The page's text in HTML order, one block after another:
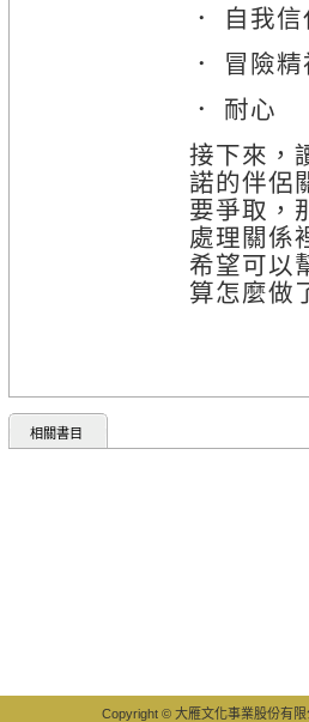
． 自我
． 冒險
． 耐心
接下來，
諾的伴侶
要爭取，
處理關係
希望可以
算怎麼做
相關書目
Copyright © 大雁文化事業股份有